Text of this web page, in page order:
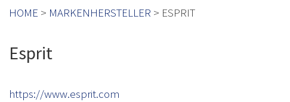
HOME > MARKENHERSTELLER > ESPRIT
Esprit
https://www.esprit.com